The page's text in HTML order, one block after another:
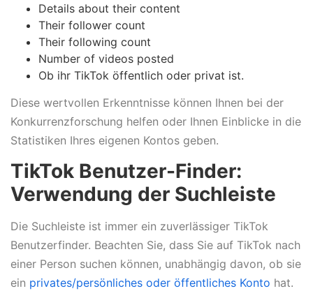
Details about their content
Their follower count
Their following count
Number of videos posted
Ob ihr TikTok öffentlich oder privat ist.
Diese wertvollen Erkenntnisse können Ihnen bei der
Konkurrenzforschung helfen oder Ihnen Einblicke in die
Statistiken Ihres eigenen Kontos geben.
TikTok Benutzer-Finder:
Verwendung der Suchleiste
Die Suchleiste ist immer ein zuverlässiger TikTok
Benutzerfinder. Beachten Sie, dass Sie auf TikTok nach
einer Person suchen können, unabhängig davon, ob sie
ein privates/persönliches oder öffentliches Konto hat.